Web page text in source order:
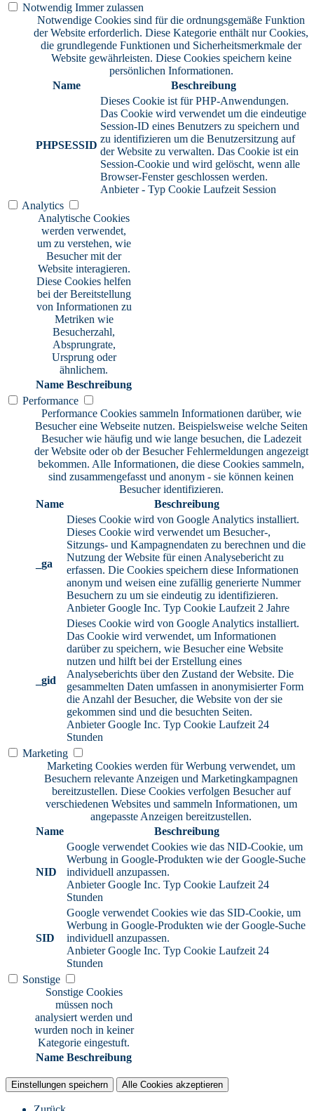
Notwendig Immer zulassen
Notwendige Cookies sind für die ordnungsgemäße Funktion
der Website erforderlich. Diese Kategorie enthält nur Cookies,
die grundlegende Funktionen und Sicherheitsmerkmale der
Website gewährleisten. Diese Cookies speichern keine
persönlichen Informationen.
Name
Beschreibung
PHPSESSID
Dieses Cookie ist für PHP-Anwendungen.
Das Cookie wird verwendet um die eindeutige
Session-ID eines Benutzers zu speichern und
zu identifizieren um die Benutzersitzung auf
der Website zu verwalten. Das Cookie ist ein
Session-Cookie und wird gelöscht, wenn alle
Browser-Fenster geschlossen werden.
Anbieter - Typ Cookie Laufzeit Session
Analytics
Analytische Cookies
werden verwendet,
um zu verstehen, wie
Besucher mit der
Website interagieren.
Diese Cookies helfen
bei der Bereitstellung
von Informationen zu
Metriken wie
Besucherzahl,
Absprungrate,
Ursprung oder
ähnlichem.
Name Beschreibung
Performance
Performance Cookies sammeln Informationen darüber, wie
Besucher eine Webseite nutzen. Beispielsweise welche Seiten
Besucher wie häufig und wie lange besuchen, die Ladezeit
der Website oder ob der Besucher Fehlermeldungen angezeigt
bekommen. Alle Informationen, die diese Cookies sammeln,
sind zusammengefasst und anonym - sie können keinen
Besucher identifizieren.
Name
Beschreibung
_ga
Dieses Cookie wird von Google Analytics installiert.
Dieses Cookie wird verwendet um Besucher-,
Sitzungs- und Kampagnendaten zu berechnen und die
Nutzung der Website für einen Analysebericht zu
erfassen. Die Cookies speichern diese Informationen
anonym und weisen eine zufällig generierte Nummer
Besuchern zu um sie eindeutig zu identifizieren.
Anbieter Google Inc. Typ Cookie Laufzeit 2 Jahre
_gid
Dieses Cookie wird von Google Analytics installiert.
Das Cookie wird verwendet, um Informationen
darüber zu speichern, wie Besucher eine Website
nutzen und hilft bei der Erstellung eines
Analyseberichts über den Zustand der Website. Die
gesammelten Daten umfassen in anonymisierter Form
die Anzahl der Besucher, die Website von der sie
gekommen sind und die besuchten Seiten.
Anbieter Google Inc. Typ Cookie Laufzeit 24
Stunden
Marketing
Marketing Cookies werden für Werbung verwendet, um
Besuchern relevante Anzeigen und Marketingkampagnen
bereitzustellen. Diese Cookies verfolgen Besucher auf
verschiedenen Websites und sammeln Informationen, um
angepasste Anzeigen bereitzustellen.
Name
Beschreibung
NID
Google verwendet Cookies wie das NID-Cookie, um
Werbung in Google-Produkten wie der Google-Suche
individuell anzupassen.
Anbieter Google Inc. Typ Cookie Laufzeit 24
Stunden
SID
Google verwendet Cookies wie das SID-Cookie, um
Werbung in Google-Produkten wie der Google-Suche
individuell anzupassen.
Anbieter Google Inc. Typ Cookie Laufzeit 24
Stunden
Sonstige
Sonstige Cookies
müssen noch
analysiert werden und
wurden noch in keiner
Kategorie eingestuft.
Name Beschreibung
Einstellungen speichern Alle Cookies akzeptieren